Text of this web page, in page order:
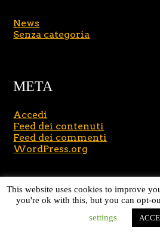
News
Senza categoria
META
Accedi
Feed dei contenuti
Feed dei commenti
WordPress.org
Copyright © 2026 Massimo
Reserved.Journal Lite by
This website uses cookies to improve
you're ok with this, but you can opt-
settings